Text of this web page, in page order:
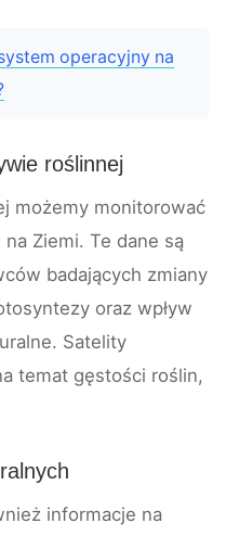
operacyjny na
roślinnej
możemy monitorować
Ziemi. Te dane są
badających zmiany
oraz wpływ
Satelity
temat gęstości roślin,
informacje na